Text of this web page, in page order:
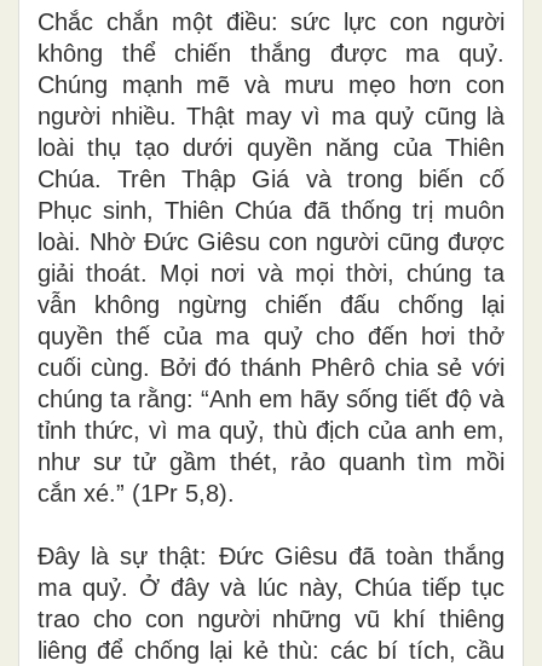
Chắc chắn một điều: sức lực con người
không thể chiến thắng được ma quỷ.
Chúng mạnh mẽ và mưu mẹo hơn con
người nhiều. Thật may vì ma quỷ cũng là
loài thụ tạo dưới quyền năng của Thiên
Chúa. Trên Thập Giá và trong biến cố
Phục sinh, Thiên Chúa đã thống trị muôn
loài. Nhờ Đức Giêsu con người cũng được
giải thoát. Mọi nơi và mọi thời, chúng ta
vẫn không ngừng chiến đấu chống lại
quyền thế của ma quỷ cho đến hơi thở
cuối cùng. Bởi đó thánh Phêrô chia sẻ với
chúng ta rằng: “Anh em hãy sống tiết độ và
tỉnh thức, vì ma quỷ, thù địch của anh em,
như sư tử gầm thét, rảo quanh tìm mồi
cắn xé.” (1Pr 5,8).
Đây là sự thật: Đức Giêsu đã toàn thắng
ma quỷ. Ở đây và lúc này, Chúa tiếp tục
trao cho con người những vũ khí thiêng
liêng để chống lại kẻ thù: các bí tích, cầu